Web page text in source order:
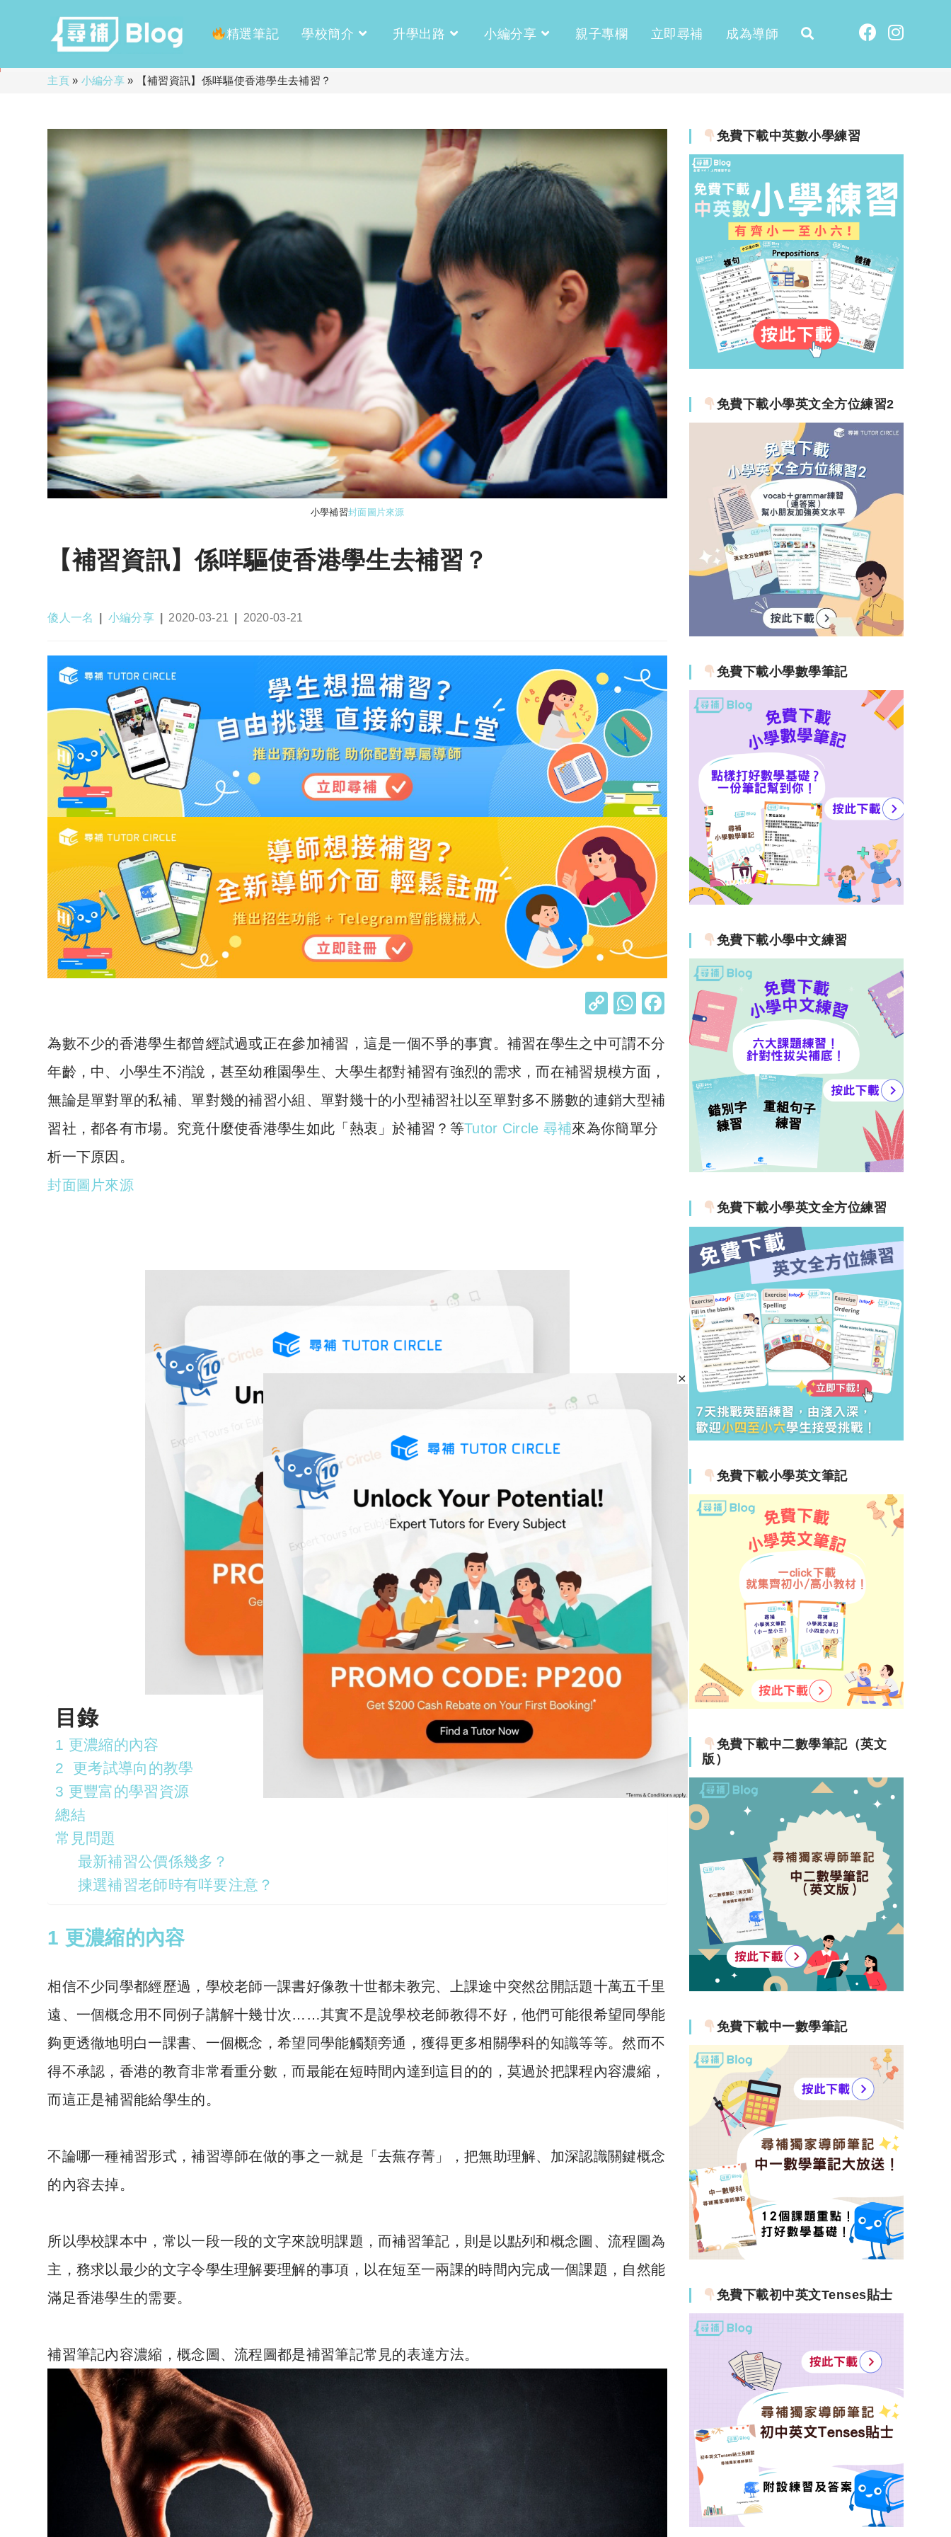
精選筆記 學校簡介 升學出路 小編分享 親子專欄 立即尋補 成為導師
主頁» 小編分享» 【補習資訊】係咩驅使香港學生去補習？
小學補習封面圖片來源
【補習資訊】係咩驅使香港學生去補習？
Post
傻人一名
Post
小編分享
Post
2020-03-21
Post
2020-03-21
C
p
y
Li
n
k
W
at
s
A
p
p
為數不少的香港學生都曾經試過或正在參加補習，這是一個不爭的事實。補習在學生之中可謂不分
年齡，中、小學生不消說，甚至幼稚園學生、大學生都對補習有強烈的需求，而在補習規模方面，
無論是單對單的私補、單對幾的補習小組、單對幾十的小型補習社以至單對多不勝數的連銷大型補
習社，都各有市場。究竟什麼使香港學生如此「熱衷」於補習？等Tutor Circle 尋補來為你簡單分
析一下原因。
封面圖片來源
目錄
1 更濃縮的內容
2 更考試導向的教學
3 更豐富的學習資源
總結
常見問題
最新補習公價係幾多？
揀選補習老師時有咩要注意？
1 更濃縮的內容
相信不少同學都經歷過，學校老師一課書好像教十世都未教完、上課途中突然岔開話題十萬五千里
遠、一個概念用不同例子講解十幾廿次……其實不是說學校老師教得不好，他們可能很希望同學能
夠更透徹地明白一課書、一個概念，希望同學能觸類旁通，獲得更多相 關學科的知識等等。然而不
得不承認，香港的教育非常看重分數，而最能在短時間內達到這目的的，莫過於把課程內容濃縮，
而這正是補習能給學生的。
不論哪一種補習形式，補習導師在做的事之一就是「去蕪存菁」，把無助理解、加深認識關鍵概念
的內容去掉。
所以學校課本中，常以一段一段的文字來說明課題，而補習筆記，則是以點列和概念圖、流程圖為
主，務求以最少的文字令學生理解要理解的事項，以在短至一兩課的時間內完成一個課題，自然能
滿足香港學生的需要。
補習筆記內容濃縮， 概念圖、流程圖都是補習筆記常見的表達方法。
免費下載中英數小學練習
免費下載小學英文全方位練習2
免費下載小學數學筆記
免費下載小學中文練習
免費下載小學英文全方位練習
免費下載小學英文筆記
免費下載中二數學筆記（英文
版）
免費下載中一數學筆記
免費下載初中英文Tenses貼士